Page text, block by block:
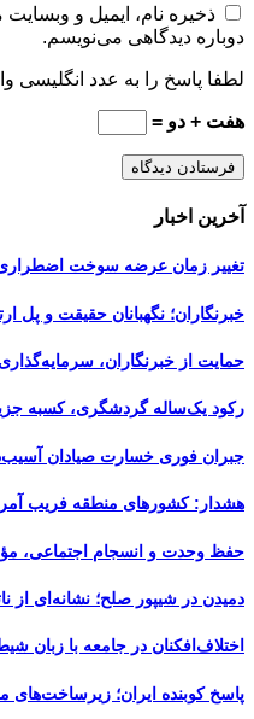
ذخیره نام، ایمیل و
دوباره دیدگاهی می‌نویسم.
لطفا پاسخ را به عدد انگلیسی
هفت + دو =
آخرین اخبار
تغییر زمان عرضه سوخت اضطراری
خبرنگاران؛ نگهبانان حقیقت و پل
حمایت از خبرنگاران،
رکود یک‌ساله گردشگری، کسبه
جبران فوری خسارت صیادان
هشدار: کشورهای منطقه فریب
حفظ وحدت و انسجام اجتماعی،
دمیدن در شیپور صلح؛ نشانه‌ای از
اختلاف‌افکنان در جامعه با زبان
پاسخ کوبنده ایران؛ زیرساخت‌های